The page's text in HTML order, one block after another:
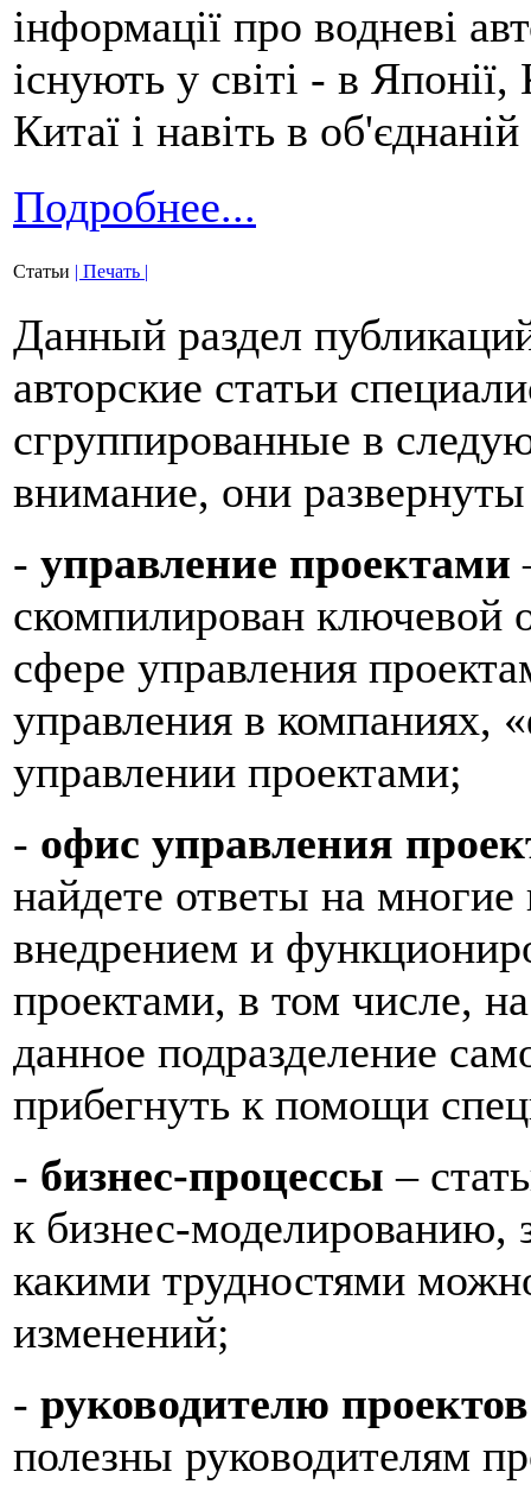
інформації про водневі
існують у світі - в
Китаї і навіть в
Подробнее...
Статьи | Печать |
Данный раздел
авторские статьи
сгруппированные в
внимание, они
- управление проектами
скомпилирован ключевой
сфере управления
управления в компаниях,
управлении проектами;
- офис управления
найдете ответы на
внедрением и
проектами, в том числе,
данное подразделение
прибегнуть к помощи
- бизнес-процессы –
к бизнес-моделированию,
какими трудностями
изменений;
- руководителю проектов
полезны руководителям